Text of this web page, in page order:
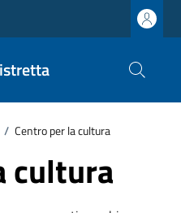
/ Centro per la cultura
cultura